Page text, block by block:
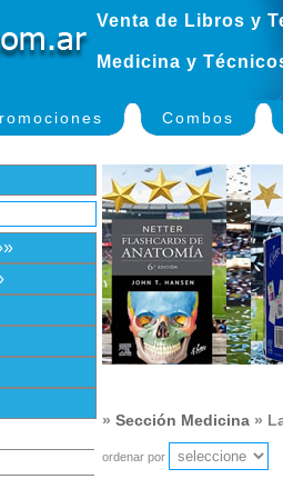
Venta de Libros y
Medicina y
Combos
» Sección Medicina »
ordenar por